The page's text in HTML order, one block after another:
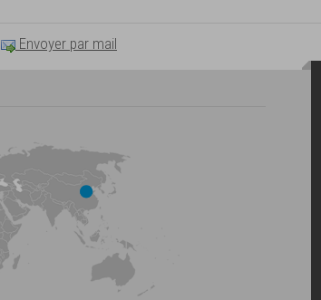
Envoyer par mail